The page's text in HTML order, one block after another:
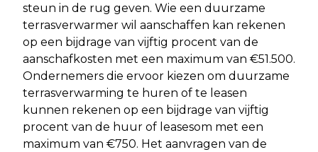
steun in de rug geven. Wie een duurzame
terrasverwarmer wil aanschaffen kan rekenen
op een bijdrage van vijftig procent van de
aanschafkosten met een maximum van €51.500.
Ondernemers die ervoor kiezen om duurzame
terrasverwarming te huren of te leasen
kunnen rekenen op een bijdrage van vijftig
procent van de huur of leasesom met een
maximum van €750. Het aanvragen van de